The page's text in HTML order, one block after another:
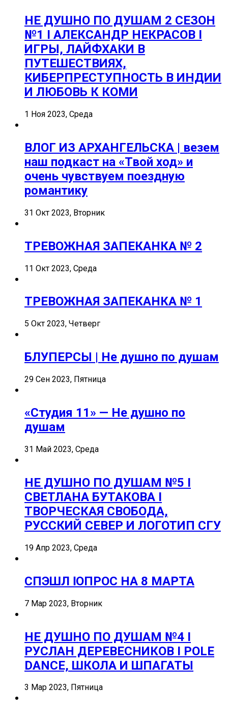
НЕ ДУШНО ПО ДУШАМ 2 СЕЗОН
№1 I АЛЕКСАНДР НЕКРАСОВ I
ИГРЫ, ЛАЙФХАКИ В
ПУТЕШЕСТВИЯХ,
КИБЕРПРЕСТУПНОСТЬ В ИНДИИ
И ЛЮБОВЬ К КОМИ
1 Ноя 2023, Среда
ВЛОГ ИЗ АРХАНГЕЛЬСКА | везем
наш подкаст на «Твой ход» и
очень чувствуем поездную
романтику
31 Окт 2023, Вторник
ТРЕВОЖНАЯ ЗАПЕКАНКА № 2
11 Окт 2023, Среда
ТРЕВОЖНАЯ ЗАПЕКАНКА № 1
5 Окт 2023, Четверг
БЛУПЕРСЫ | Не душно по душам
29 Сен 2023, Пятница
«Студия 11» — Не душно по
душам
31 Май 2023, Среда
НЕ ДУШНО ПО ДУШАМ №5 I
СВЕТЛАНА БУТАКОВА I
ТВОРЧЕСКАЯ СВОБОДА,
РУССКИЙ СЕВЕР И ЛОГОТИП СГУ
19 Апр 2023, Среда
СПЭШЛ ӏ ОПРОС НА 8 МАРТА
7 Мар 2023, Вторник
НЕ ДУШНО ПО ДУШАМ №4 I
РУСЛАН ДЕРЕВЕСНИКОВ I POLE
DANCE, ШКОЛА И ШПАГАТЫ
3 Мар 2023, Пятница